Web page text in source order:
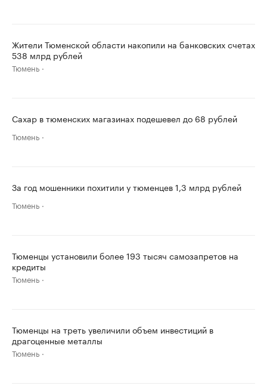
Жители Тюменской области накопили на банковских счетах
538 млрд рублей
Тюмень
Сахар в тюменских магазинах подешевел до 68 рублей
Тюмень
За год мошенники похитили у тюменцев 1,3 млрд рублей
Тюмень
Тюменцы установили более 193 тысяч самозапретов на
кредиты
Тюмень
Тюменцы на треть увеличили объем инвестиций в
драгоценные металлы
Тюмень